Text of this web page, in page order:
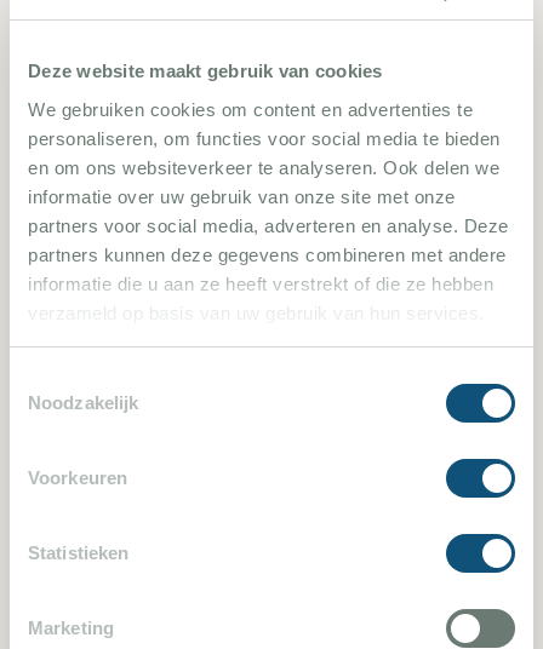
Deze website maakt gebruik van cookies
We gebruiken cookies om content en advertenties te
personaliseren, om functies voor social media te bieden
en om ons websiteverkeer te analyseren. Ook delen we
informatie over uw gebruik van onze site met onze
partners voor social media, adverteren en analyse. Deze
partners kunnen deze gegevens combineren met andere
informatie die u aan ze heeft verstrekt of die ze hebben
verzameld op basis van uw gebruik van hun services.
Noodzakelijk
Voorkeuren
Statistieken
Marketing
Bar sur Loup 958
4 Slaapkamers 8 Personen
Villa bekijken
2355
3 Slaapkamers